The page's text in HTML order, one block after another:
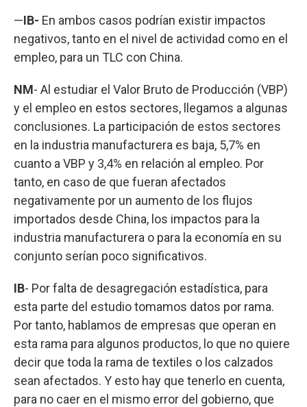
—IB- En ambos casos podrían existir impactos
negativos, tanto en el nivel de actividad como en el
empleo, para un TLC con China.
NM- Al estudiar el Valor Bruto de Producción (VBP)
y el empleo en estos sectores, llegamos a algunas
conclusiones. La participación de estos sectores
en la industria manufacturera es baja, 5,7% en
cuanto a VBP y 3,4% en relación al empleo. Por
tanto, en caso de que fueran afectados
negativamente por un aumento de los flujos
importados desde China, los impactos para la
industria manufacturera o para la economía en su
conjunto serían poco significativos.
IB- Por falta de desagregación estadística, para
esta parte del estudio tomamos datos por rama.
Por tanto, hablamos de empresas que operan en
esta rama para algunos productos, lo que no quiere
decir que toda la rama de textiles o los calzados
sean afectados. Y esto hay que tenerlo en cuenta,
para no caer en el mismo error del gobierno, que